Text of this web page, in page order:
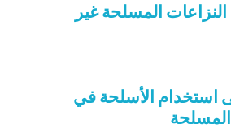
النزاعات المسلحة غير
استخدام الأسلحة في